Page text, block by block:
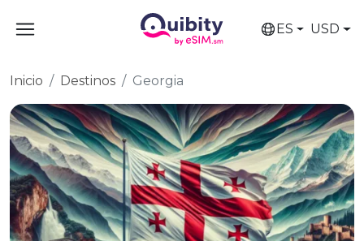
ES USD
Inicio Destinos Georgia